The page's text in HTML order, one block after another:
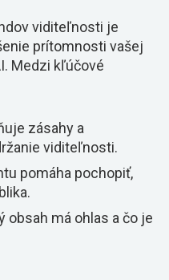
viditeľnosti je
prítomnosti vašej
Medzi kľúčové
zásahy a
viditeľnosti.
pomáha pochopiť,
obsah má ohlas a čo je